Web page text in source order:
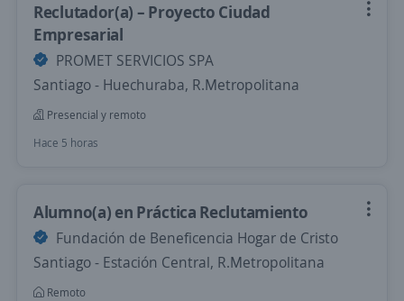
Reclutador(a) – Proyecto Ciudad
Empresarial
PROMET SERVICIOS SPA
Santiago - Huechuraba, R.Metropolitana
Presencial y remoto
Hace 5 horas
Alumno(a) en Práctica Reclutamiento
Fundación de Beneficencia Hogar de Cristo
Santiago - Estación Central, R.Metropolitana
Remoto